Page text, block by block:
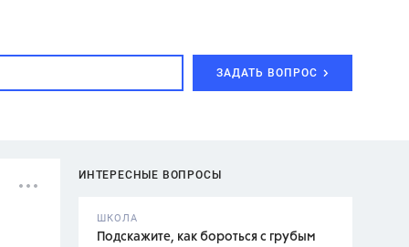
ЗАДАТЬ ВОПРОС
ИНТЕРЕСНЫЕ ВОПРОСЫ
ШКОЛА
Подскажите, как бороться с грубым